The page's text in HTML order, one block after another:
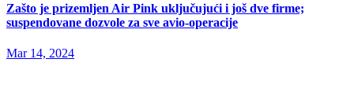
Zašto je prizemljen Air Pink uključujući i još dve firme;
suspendovane dozvole za sve avio-operacije
Mar 14, 2024